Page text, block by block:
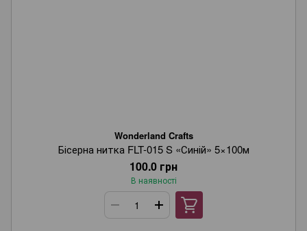
Wonderland Crafts
Бісерна нитка FLT-015 S «Синій» 5×100м
100.0 грн
В наявності